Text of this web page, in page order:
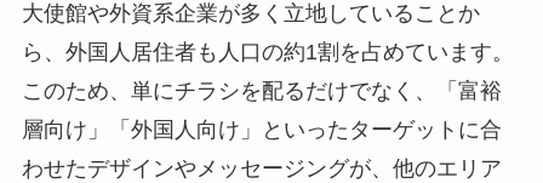
大使館や外資系企業が多く立地していることか
ら、外国人居住者も人口の約1割を占めています。
このため、単にチラシを配るだけでなく、「富裕
層向け」「外国人向け」といったターゲットに合
わせたデザインやメッセージングが、他のエリア